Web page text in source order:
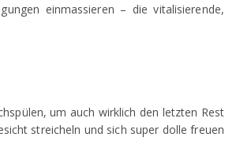
einmassieren – die vitalisierende,
um auch wirklich den letzten Rest
streicheln und sich super dolle freuen